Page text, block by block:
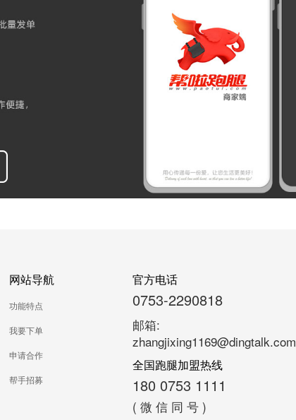
网站导航
功能特点
我要下单
申请合作
帮手招募
官方电话
0753-2290818
邮箱:
zhangjixing1169@dingtalk.com
全国跑腿加盟热线
180 0753 1111
( 微 信 同 号 )